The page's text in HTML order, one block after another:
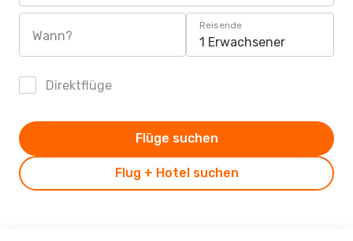
Wann?
Reisende
1 Erwachsener
Direktflüge
Flug + Hotel suchen
Flüge suchen